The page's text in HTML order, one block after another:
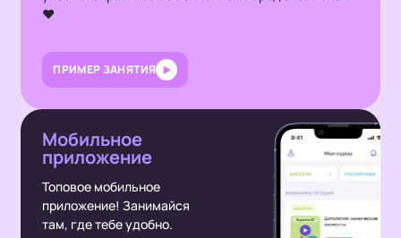
❤️
ПРИМЕР ЗАНЯТИЯ
Мобильное
приложение
Топовое мобильное
приложение! Занимайся
там, где тебе удобно.